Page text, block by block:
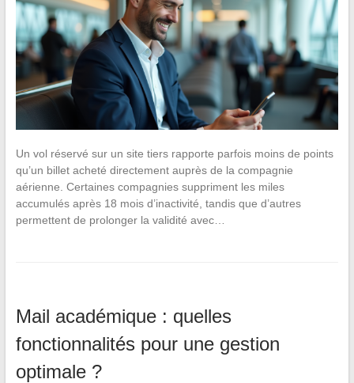
Un vol réservé sur un site tiers rapporte parfois moins de points
qu’un billet acheté directement auprès de la compagnie
aérienne. Certaines compagnies suppriment les miles
accumulés après 18 mois d’inactivité, tandis que d’autres
permettent de prolonger la validité avec…
Mail académique : quelles
fonctionnalités pour une gestion
optimale ?